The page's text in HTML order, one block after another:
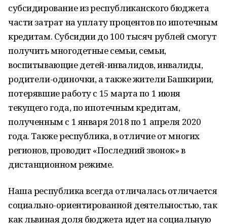
субсидирование из республиканского бюджета
части затрат на уплату процентов по ипотечным
кредитам. Субсидии до 100 тысяч рублей смогут
получить многодетные семьи, семьи,
воспитывающие детей-инвалидов, инвалиды,
родители-одиночки, а также жители Башкирии,
потерявшие работу с 15 марта по 1 июня
текущего года, по ипотечным кредитам,
полученным с 1 января 2018 по 1 апреля 2020
года. Также республика, в отличие от многих
регионов, проводит «Последний звонок» в
дистанционном режиме.
Наша республика всегда отличалась отличается
социально-ориентированной деятельностью, так
как львиная доля бюджета идет на социальную